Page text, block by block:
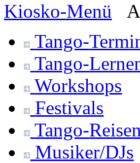
Kiosko-Menü
Tango-
Tango-
Workshops
Festivals
Tango-Reisen
Musiker/DJs